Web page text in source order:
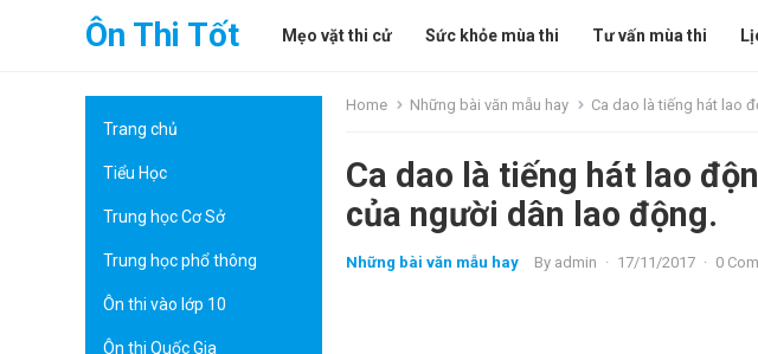
Ôn Thi Tốt Mẹo vặt thi cử Sức khỏe mùa thi Tư vấn mùa thi
Trang chủ
Tiểu Học
Trung học Cơ Sở
Trung học phổ thông
Ôn thi vào lớp 10
Ôn thi Quốc Gia
Home Những bài văn mẫu hay Ca dao là tiếng hát lao
Ca dao là tiếng hát lao
của người dân lao động.
Những bài văn mẫu hay By admin · 17/11/2017 · 0